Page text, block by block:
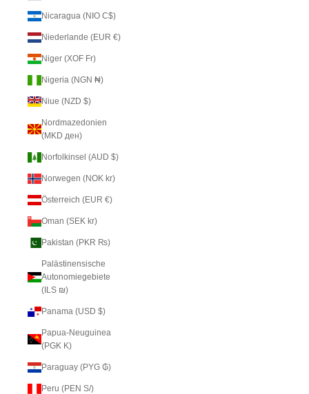
Nicaragua (NIO C$)
Niederlande (EUR €)
Niger (XOF Fr)
Nigeria (NGN ₦)
Niue (NZD $)
Nordmazedonien
(MKD ден)
Norfolkinsel (AUD $)
Norwegen (NOK kr)
Österreich (EUR €)
Oman (SEK kr)
Pakistan (PKR ₨)
Palästinensische
Autonomiegebiete
(ILS ₪)
Panama (USD $)
Papua-Neuguinea
(PGK K)
Paraguay (PYG ₲)
Peru (PEN S/)